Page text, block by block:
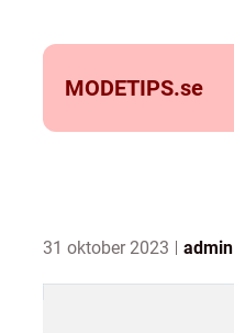
MODETIPS.se
31 oktober 2023 admin